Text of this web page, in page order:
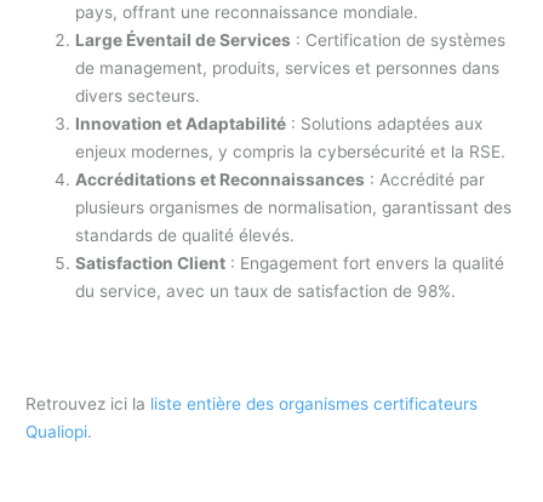
pays, offrant une reconnaissance mondiale.
Large Éventail de Services : Certification de systèmes
de management, produits, services et personnes dans
divers secteurs.
Innovation et Adaptabilité : Solutions adaptées aux
enjeux modernes, y compris la cybersécurité et la RSE.
Accréditations et Reconnaissances : Accrédité par
plusieurs organismes de normalisation, garantissant des
standards de qualité élevés.
Satisfaction Client : Engagement fort envers la qualité
du service, avec un taux de satisfaction de 98%.
Retrouvez ici la liste entière des organismes certificateurs
Qualiopi.